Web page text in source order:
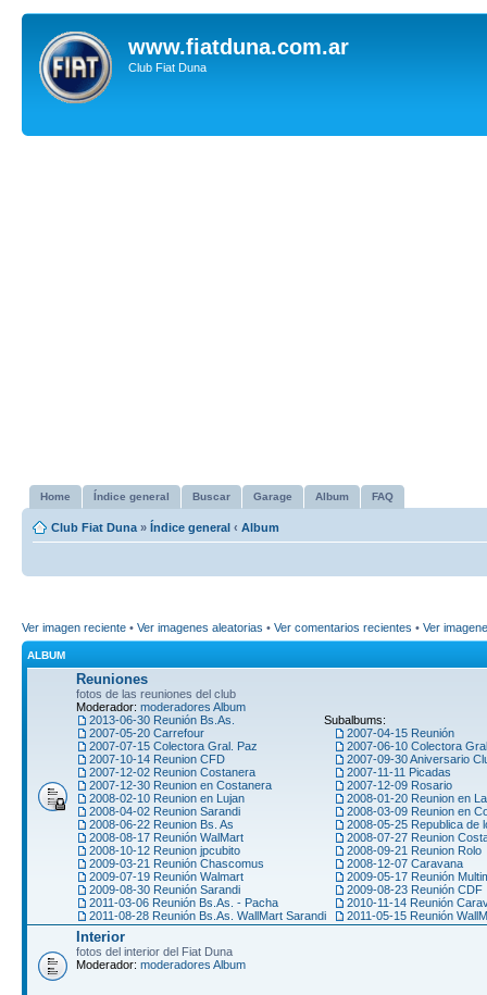
www.fiatduna.com.ar
Club Fiat Duna
Home Índice general Buscar Garage Album FAQ
Club Fiat Duna » Índice general ‹ Album
Ver imagen reciente • Ver imagenes aleatorias • Ver comentarios recientes • Ver
ALBUM
Reuniones
fotos de las reuniones del club
Moderador: moderadores Album
Subalbums:
2013-06-30 Reunión Bs.As.
2007-04-15 Reunión
2007-05-20 Carrefour
2007-06-10 Colectora
2007-07-15 Colectora Gral. Paz
2007-09-30 Aniversario
2007-10-14 Reunion CFD
2007-11-11 Picadas
2007-12-02 Reunion Costanera
2007-12-09 Rosario
2007-12-30 Reunion en Costanera
2008-01-20 Reunion en
2008-02-10 Reunion en Lujan
2008-03-09 Reunion en
2008-04-02 Reunion Sarandi
2008-05-25 Republica de
2008-06-22 Reunion Bs. As
2008-07-27 Reunion
2008-08-17 Reunión WalMart
2008-09-21 Reunion Rolo
2008-10-12 Reunion jpcubito
2008-12-07 Caravana
2009-03-21 Reunión Chascomus
2009-05-17 Reunión
2009-07-19 Reunión Walmart
2009-08-23 Reunión CDF
2009-08-30 Reunión Sarandi
2010-11-14 Reunión
2011-03-06 Reunión Bs.As. - Pacha
2011-05-15 Reunión
2011-08-28 Reunión Bs.As. WallMart Sarandi
Interior
fotos del interior del Fiat Duna
Moderador: moderadores Album